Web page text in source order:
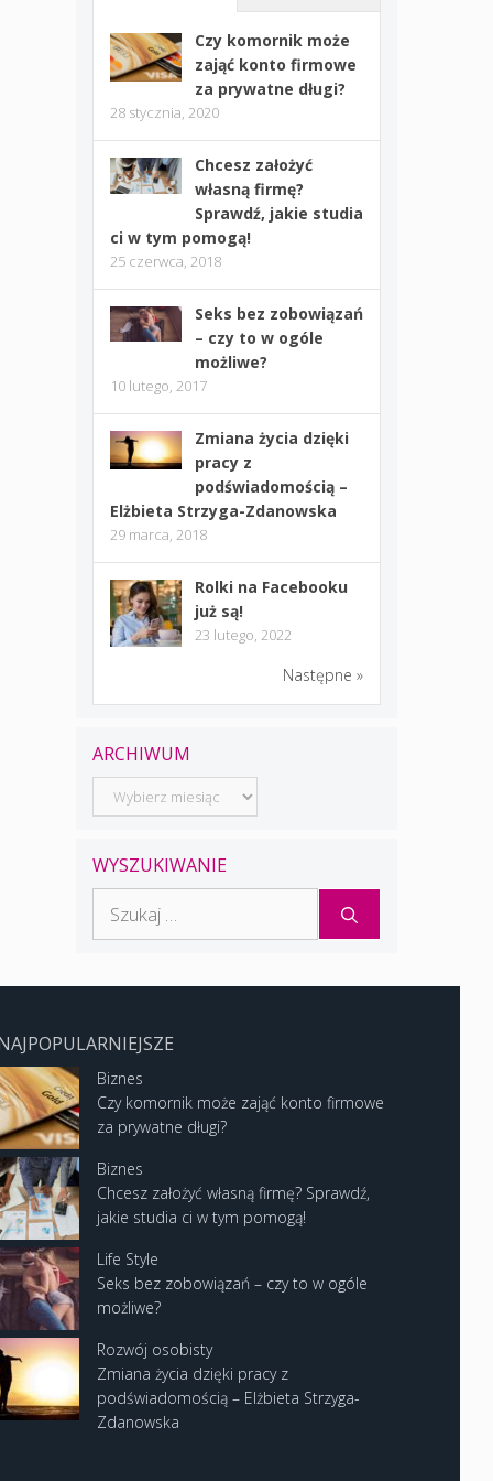
Czy komornik może
zająć konto firmowe
za prywatne długi?
28 stycznia, 2020
Chcesz założyć
własną firmę?
Sprawdź, jakie studia
ci w tym pomogą!
25 czerwca, 2018
Seks bez zobowiązań
– czy to w ogóle
możliwe?
10 lutego, 2017
Zmiana życia dzięki
pracy z
podświadomością –
Elżbieta Strzyga-Zdanowska
29 marca, 2018
Rolki na Facebooku
już są!
23 lutego, 2022
Następne »
ARCHIWUM
Archiwum
WYSZUKIWANIE
Biznes
Czy komornik może zająć konto firmowe
za prywatne długi?
Biznes
Chcesz założyć własną firmę? Sprawdź,
jakie studia ci w tym pomogą!
Life Style
Seks bez zobowiązań – czy to w ogóle
możliwe?
Rozwój osobisty
Zmiana życia dzięki pracy z
podświadomością – Elżbieta Strzyga-
Zdanowska